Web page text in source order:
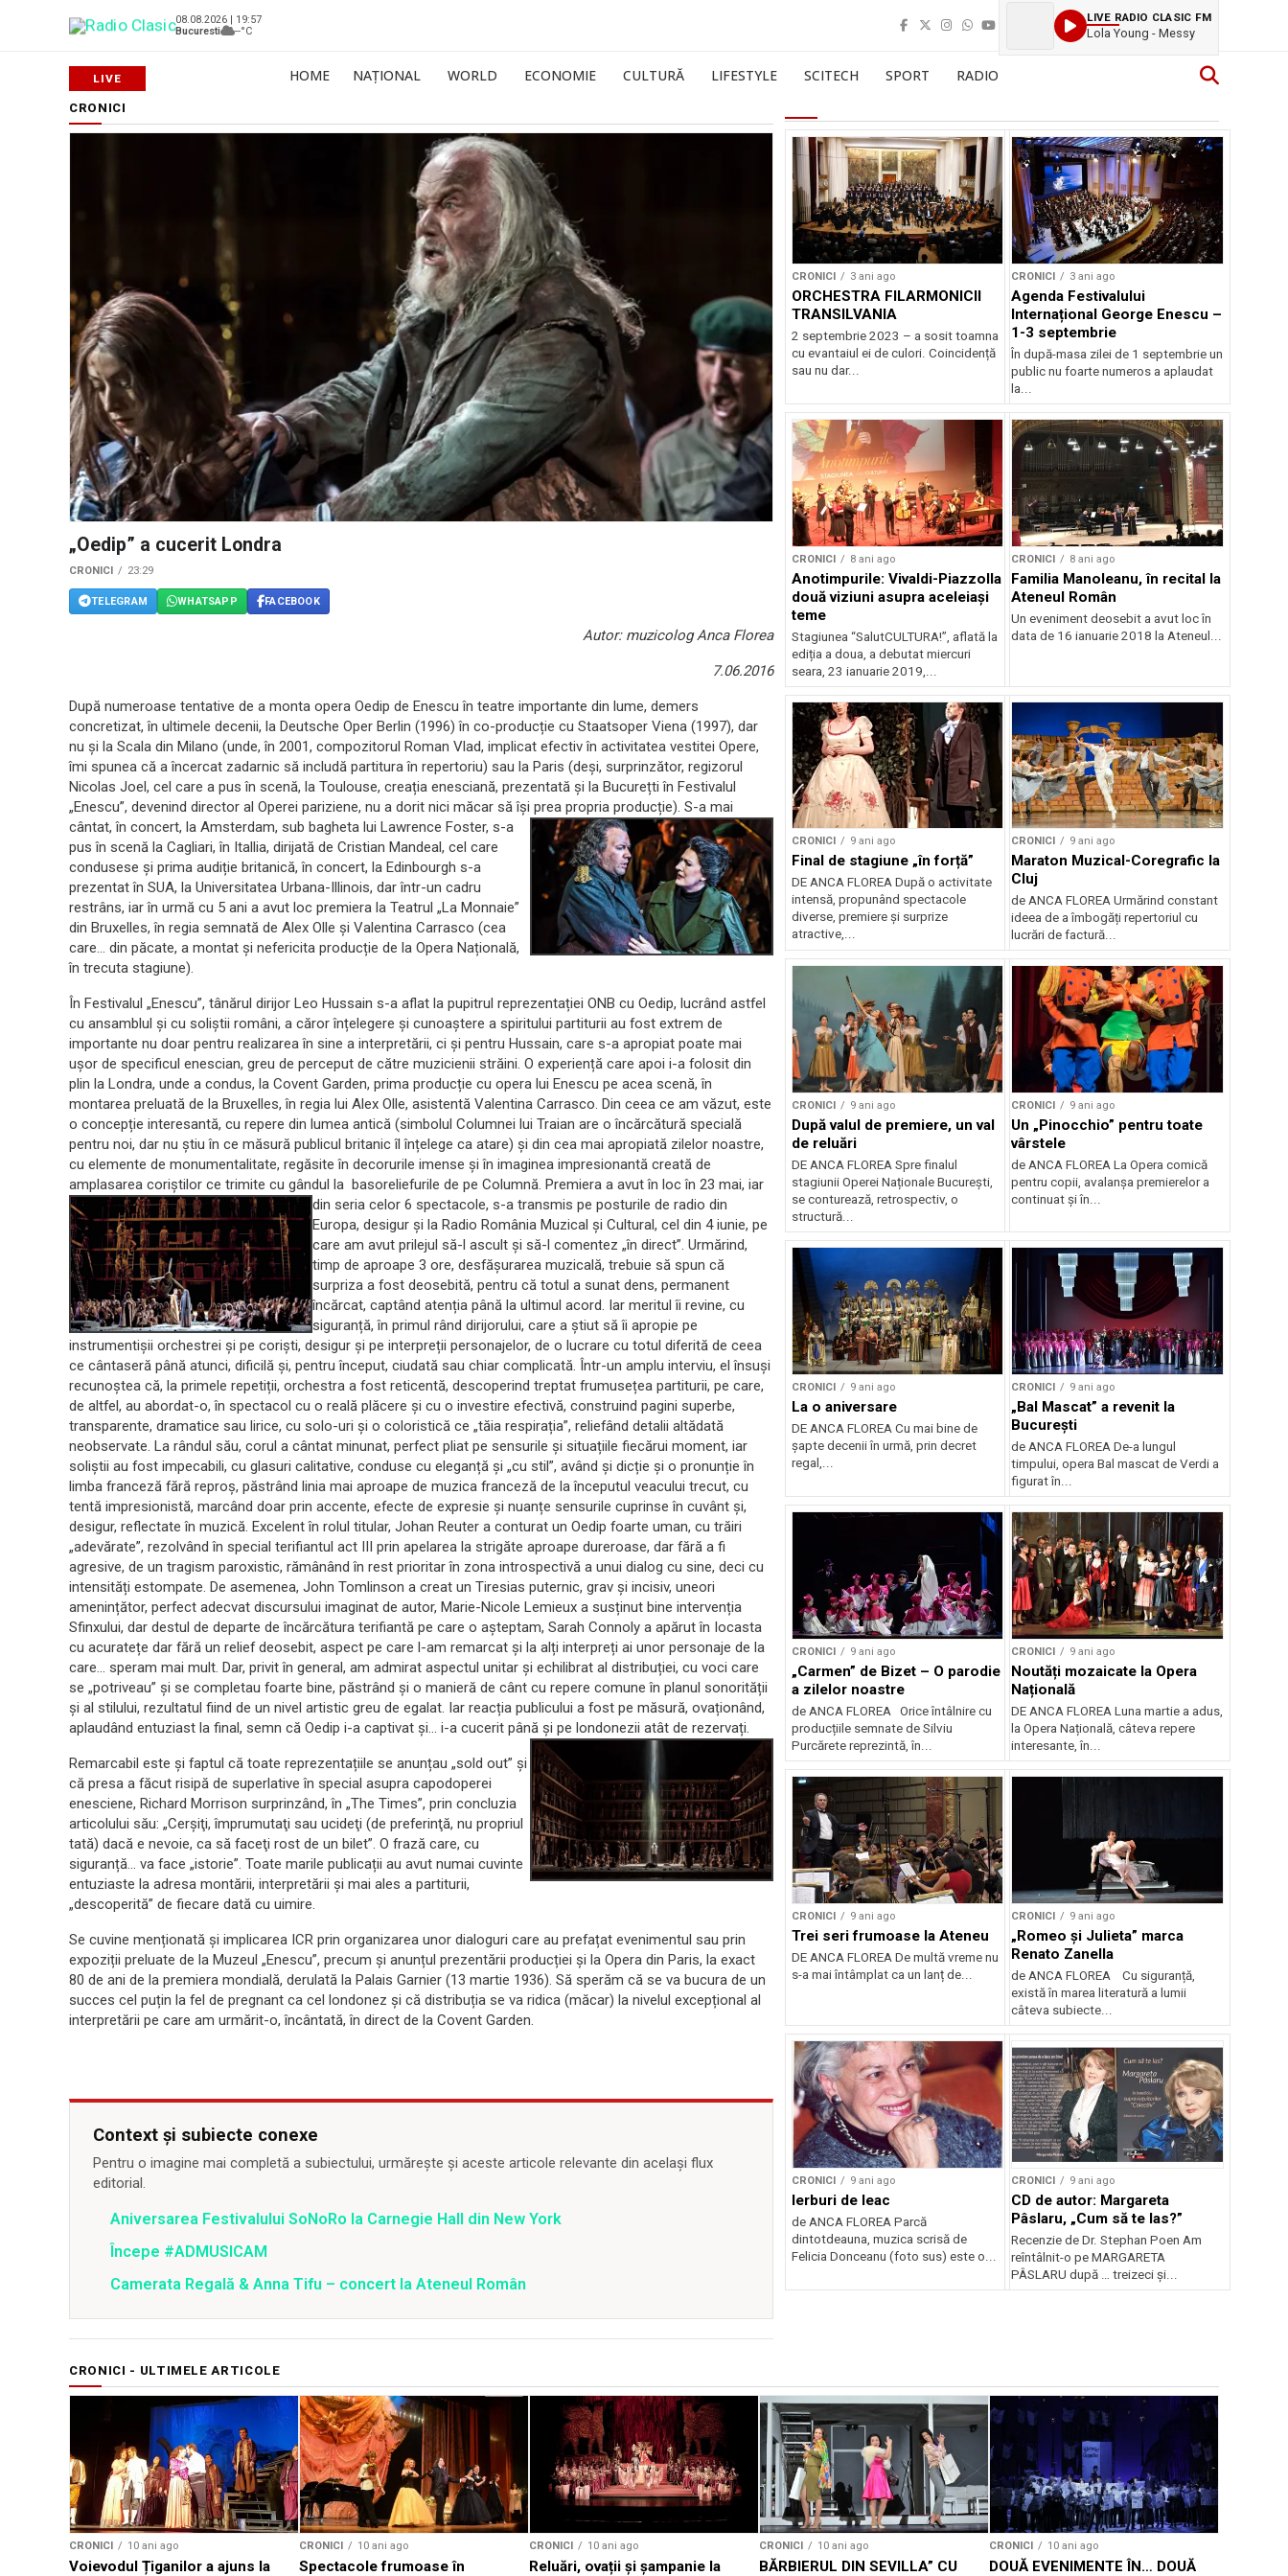
08.08.2026 | 19:57
Bucuresti
--°C
LIVE RADIO CLASIC FM
Lola Young - Messy
HOME NAȚIONAL WORLD ECONOMIE CULTURĂ LIFESTYLE SCITECH SPORT RADIO
CRONICI
„Oedip” a cucerit Londra
CRONICI 23:29
TELEGRAM WHATSAPP FACEBOOK
Autor: muzicolog Anca Florea
7.06.2016
După numeroase tentative de a monta opera Oedip de Enescu în teatre importante din lume, demers
concretizat, în ultimele decenii, la Deutsche Oper Berlin (1996) în co-producție cu Staatsoper Viena (1997), dar
nu și la Scala din Milano (unde, în 2001, compozitorul Roman Vlad, implicat efectiv în activitatea vestitei Opere,
îmi spunea că a încercat zadarnic să includă partitura în repertoriu) sau la Paris (deși, surprinzător, regizorul
Nicolas Joel, cel care a pus în scenă, la Toulouse, creația enesciană, prezentată și la Bucurețti în Festivalul
„Enescu”, devenind director al Operei pariziene, nu a dorit nici măcar să își prea propria producție). S-a mai
cântat, în concert, la Amsterdam, sub bagheta lui Lawrence Foster, s-a
pus în scenă la Cagliari, în Itallia, dirijată de Cristian Mandeal, cel care
condusese și prima audiție britanică, în concert, la Edinbourgh s-a
prezentat în SUA, la Universitatea Urbana-Illinois, dar într-un cadru
restrâns, iar în urmă cu 5 ani a avut loc premiera la Teatrul „La Monnaie”
din Bruxelles, în regia semnată de Alex Olle și Valentina Carrasco (cea
care… din păcate, a montat și nefericita producție de la Opera Națională,
în trecuta stagiune).
În Festivalul „Enescu”, tânărul dirijor Leo Hussain s-a aflat la pupitrul reprezentației ONB cu Oedip, lucrând astfel
cu ansamblul și cu soliștii români, a căror înțelegere și cunoaștere a spiritului partiturii au fost extrem de
importante nu doar pentru realizarea în sine a interpretării, ci și pentru Hussain, care s-a apropiat poate mai
ușor de specificul enescian, greu de perceput de către muzicienii străini. O experiență care apoi i-a folosit din
plin la Londra, unde a condus, la Covent Garden, prima producție cu opera lui Enescu pe acea scenă, în
montarea preluată de la Bruxelles, în regia lui Alex Olle, asistentă Valentina Carrasco. Din ceea ce am văzut, este
o concepție interesantă, cu repere din lumea antică (simbolul Columnei lui Traian are o încărcătură specială
pentru noi, dar nu știu în ce măsură publicul britanic îl înțelege ca atare) și din cea mai apropiată zilelor noastre,
cu elemente de monumentalitate, regăsite în decorurile imense și în imaginea impresionantă creată de
amplasarea coriștilor ce trimite cu gândul la basoreliefurile de pe Columnă. Premiera a avut în loc în 23 mai, iar
din seria celor 6 spectacole, s-a transmis pe posturile de radio din
Europa, desigur și la Radio România Muzical și Cultural, cel din 4 iunie, pe
care am avut prilejul să-l ascult și să-l comentez „în direct”. Urmărind,
timp de aproape 3 ore, desfășurarea muzicală, trebuie să spun că
surpriza a fost deosebită, pentru că totul a sunat dens, permanent
încărcat, captând atenția până la ultimul acord. Iar meritul îi revine, cu
siguranță, în primul rând dirijorului, care a știut să îi apropie pe
instrumentișii orchestrei și pe coriști, desigur și pe interpreții personajelor, de o lucrare cu totul diferită de ceea
ce cântaseră până atunci, dificilă și, pentru început, ciudată sau chiar complicată. Într-un amplu interviu, el însuși
recunoștea că, la primele repetiții, orchestra a fost reticentă, descoperind treptat frumusețea partiturii, pe care,
de altfel, au abordat-o, în spectacol cu o reală plăcere și cu o investire efectivă, construind pagini superbe,
transparente, dramatice sau lirice, cu solo-uri și o coloristică ce „tăia respirația”, reliefând detalii altădată
neobservate. La rândul său, corul a cântat minunat, perfect pliat pe sensurile și situațiile fiecărui moment, iar
soliștii au fost impecabili, cu glasuri calitative, conduse cu eleganță și „cu stil”, având și dicție și o pronunție în
limba franceză fără reproș, păstrând linia mai aproape de muzica franceză de la începutul veacului trecut, cu
tentă impresionistă, marcând doar prin accente, efecte de expresie și nuanțe sensurile cuprinse în cuvânt și,
desigur, reflectate în muzică. Excelent în rolul titular, Johan Reuter a conturat un Oedip foarte uman, cu trăiri
„adevărate”, rezolvând în special terifiantul act III prin apelarea la strigăte aproape dureroase, dar fără a fi
agresive, de un tragism paroxistic, rămânând în rest prioritar în zona introspectivă a unui dialog cu sine, deci cu
intensități estompate. De asemenea, John Tomlinson a creat un Tiresias puternic, grav și incisiv, uneori
amenințător, perfect adecvat discursului imaginat de autor, Marie-Nicole Lemieux a susținut bine intervenția
Sfinxului, dar destul de departe de încărcătura terifiantă pe care o așteptam, Sarah Connoly a apărut în Iocasta
cu acuratețe dar fără un relief deosebit, aspect pe care l-am remarcat și la alți interpreți ai unor personaje de la
care… speram mai mult. Dar, privit în general, am admirat aspectul unitar și echilibrat al distribuției, cu voci care
se „potriveau” și se completau foarte bine, păstrând și o manieră de cânt cu repere comune în planul sonorității
și al stilului, rezultatul fiind de un nivel artistic greu de egalat. Iar reacția publicului a fost pe măsură, ovaționând,
aplaudând entuziast la final, semn că Oedip i-a captivat și… i-a cucerit până și pe londonezii atât de rezervați.
Remarcabil este și faptul că toate reprezentațiile se anunțau „sold out” și
că presa a făcut risipă de superlative în special asupra capodoperei
enesciene, Richard Morrison surprinzând, în „The Times”, prin concluzia
articolului său: „Cerşiţi, împrumutaţi sau ucideţi (de preferinţă, nu propriul
tată) dacă e nevoie, ca să faceţi rost de un bilet”. O frază care, cu
siguranță… va face „istorie”. Toate marile publicații au avut numai cuvinte
entuziaste la adresa montării, interpretării și mai ales a partiturii,
„descoperită” de fiecare dată cu uimire.
Se cuvine menționată și implicarea ICR prin organizarea unor dialoguri care au prefațat evenimentul sau prin
expoziții preluate de la Muzeul „Enescu”, precum și anunțul prezentării producției și la Opera din Paris, la exact
80 de ani de la premiera mondială, derulată la Palais Garnier (13 martie 1936). Să sperăm că se va bucura de un
succes cel puțin la fel de pregnant ca cel londonez și că distribuția se va ridica (măcar) la nivelul excepțional al
interpretării pe care am urmărit-o, încântată, în direct de la Covent Garden.
Context și subiecte conexe
Pentru o imagine mai completă a subiectului, urmărește și aceste articole relevante din același flux
editorial.
Aniversarea Festivalului SoNoRo la Carnegie Hall din New York
Începe #ADMUSICAM
Camerata Regală & Anna Tifu – concert la Ateneul Român
CRONICI 3 ani ago
ORCHESTRA FILARMONICII
TRANSILVANIA
2 septembrie 2023 – a sosit toamna
cu evantaiul ei de culori. Coincidență
sau nu dar...
CRONICI 3 ani ago
Agenda Festivalului
Internațional George Enescu –
1-3 septembrie
În după-masa zilei de 1 septembrie un
public nu foarte numeros a aplaudat
la...
CRONICI 8 ani ago
Anotimpurile: Vivaldi-Piazzolla
două viziuni asupra aceleiași
teme
Stagiunea “SalutCULTURA!”, aflată la
ediția a doua, a debutat miercuri
seara, 23 ianuarie 2019,...
CRONICI 8 ani ago
Familia Manoleanu, în recital la
Ateneul Român
Un eveniment deosebit a avut loc în
data de 16 ianuarie 2018 la Ateneul...
CRONICI 9 ani ago
Final de stagiune „în forță”
DE ANCA FLOREA După o activitate
intensă, propunând spectacole
diverse, premiere și surprize
atractive,...
CRONICI 9 ani ago
Maraton Muzical-Coregrafic la
Cluj
de ANCA FLOREA Urmărind constant
ideea de a îmbogăți repertoriul cu
lucrări de factură...
CRONICI 9 ani ago
După valul de premiere, un val
de reluări
DE ANCA FLOREA Spre finalul
stagiunii Operei Naționale București,
se conturează, retrospectiv, o
structură...
CRONICI 9 ani ago
Un „Pinocchio” pentru toate
vârstele
de ANCA FLOREA La Opera comică
pentru copii, avalanșa premierelor a
continuat și în...
CRONICI 9 ani ago
La o aniversare
DE ANCA FLOREA Cu mai bine de
șapte decenii în urmă, prin decret
regal,...
CRONICI 9 ani ago
„Bal Mascat” a revenit la
București
de ANCA FLOREA De-a lungul
timpului, opera Bal mascat de Verdi a
figurat în...
CRONICI 9 ani ago
„Carmen” de Bizet – O parodie
a zilelor noastre
de ANCA FLOREA Orice întâlnire cu
producțiile semnate de Silviu
Purcărete reprezintă, în...
CRONICI 9 ani ago
Noutăți mozaicate la Opera
Națională
DE ANCA FLOREA Luna martie a adus,
la Opera Națională, câteva repere
interesante, în...
CRONICI 9 ani ago
Trei seri frumoase la Ateneu
DE ANCA FLOREA De multă vreme nu
s-a mai întâmplat ca un lanț de...
CRONICI 9 ani ago
„Romeo și Julieta” marca
Renato Zanella
de ANCA FLOREA Cu siguranță,
există în marea literatură a lumii
câteva subiecte...
CRONICI 9 ani ago
Ierburi de leac
de ANCA FLOREA Parcă
dintotdeauna, muzica scrisă de
Felicia Donceanu (foto sus) este o...
CRONICI 9 ani ago
CD de autor: Margareta
Pâslaru, „Cum să te las?”
Recenzie de Dr. Stephan Poen Am
reîntâlnit-o pe MARGARETA
PÂSLARU după … treizeci și...
CRONICI - ULTIMELE ARTICOLE
CRONICI 10 ani ago
Voievodul Țiganilor a ajuns la
CRONICI 10 ani ago
Spectacole frumoase în
CRONICI 10 ani ago
Reluări, ovații și șampanie la
CRONICI 10 ani ago
BĂRBIERUL DIN SEVILLA” CU
CRONICI 10 ani ago
DOUĂ EVENIMENTE ÎN… DOUĂ